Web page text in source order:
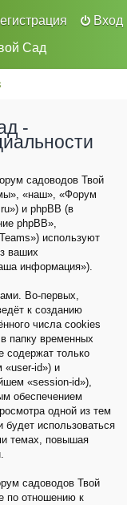
Вход
Сад
-
садоводов Твой
«наш», «Форум
и phpBB (в
phpBB»,
используют
ваших
информация»).
Во-первых,
к созданию
числа cookies
папку временных
содержат только
«user-id») и
«session-id»),
обеспечением
одной из тем
использоваться
темах, повышая
садоводов Твой
по отношению к